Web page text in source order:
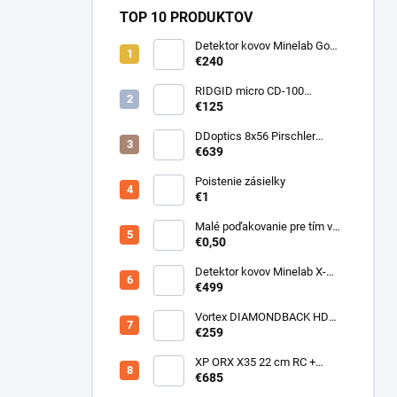
TOP 10 PRODUKTOV
Detektor kovov Minelab Go
Find 66
€240
RIDGID micro CD-100
Detektor horľavých plynov
€125
DDoptics 8x56 Pirschler
Gen.3 Magnesium zelený
€639
Poistenie zásielky
€1
Malé poďakovanie pre tím v
sklade
€0,50
Detektor kovov Minelab X-
Terra ELITE pinpoiter set
€499
Vortex DIAMONDBACK HD
10X50
€259
XP ORX X35 22 cm RC +
bezdrôtové slúchadlá
€685